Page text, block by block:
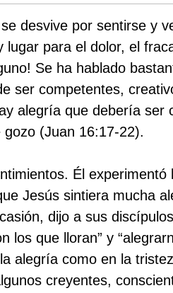
desvive por sentirse y
para el dolor, el
Se ha hablado
ser competentes,
alegría que debería
(Juan 16:17-22).
Él
Jesús sintiera mucha
dijo a sus
los que lloran” y
alegría como en la
creyentes,